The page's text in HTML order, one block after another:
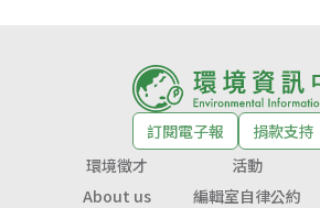
訂閱電子報
捐款支持
環境徵才
活動
About us
編輯室自律公約